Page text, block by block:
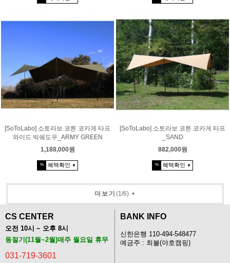
[SoToLabo] 소토라보 코튼 코카게 타프
와이드 빅쉐도우_ARMY GREEN
1,188,000원
% 혜택확인 ▼
[SoToLabo] 소토라보 코튼 코카게 타프
_SAND
882,000원
% 혜택확인 ▼
더보기 (1/6)+
CS CENTER
오전 10시 ~ 오후 8시
동절기(11월~2월)매주 월요일 휴무
031-719-3601
BANK INFO
신한은행 110-494-548477
예금주 : 최불(야호캠핑)